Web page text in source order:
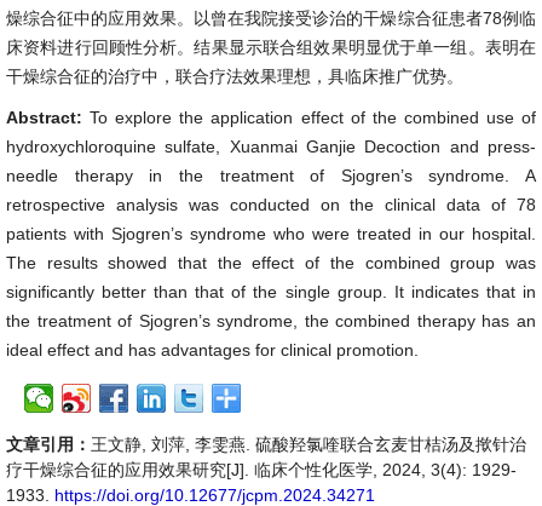
燥综合征中的应用效果。以曾在我院接受诊治的干燥综合征患者78例临
床资料进行回顾性分析。结果显示联合组效果明显优于单一组。表明在
干燥综合征的治疗中，联合疗法效果理想，具临床推广优势。
Abstract:To explore the application effect of the combined use of
hydroxychloroquine sulfate, Xuanmai Ganjie Decoction and press-
needle therapy in the treatment of Sjogren’s syndrome. A
retrospective analysis was conducted on the clinical data of 78
patients with Sjogren’s syndrome who were treated in our hospital.
The results showed that the effect of the combined group was
significantly better than that of the single group. It indicates that in
the treatment of Sjogren’s syndrome, the combined therapy has an
ideal effect and has advantages for clinical promotion.
文章引用： 王文静, 刘萍, 李雯燕. 硫酸羟氯喹联合玄麦甘桔汤及揿针治
疗干燥综合征的应用效果研究[J]. 临床个性化医学, 2024, 3(4): 1929-
1933. https://doi.org/10.12677/jcpm.2024.34271